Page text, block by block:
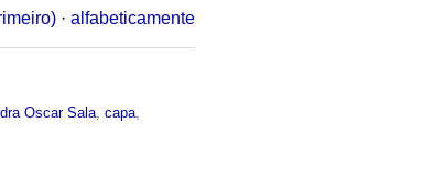
· alfabeticamente
Oscar Sala ,capa